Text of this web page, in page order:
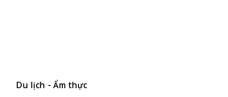
Du lịch - Ẩm thực